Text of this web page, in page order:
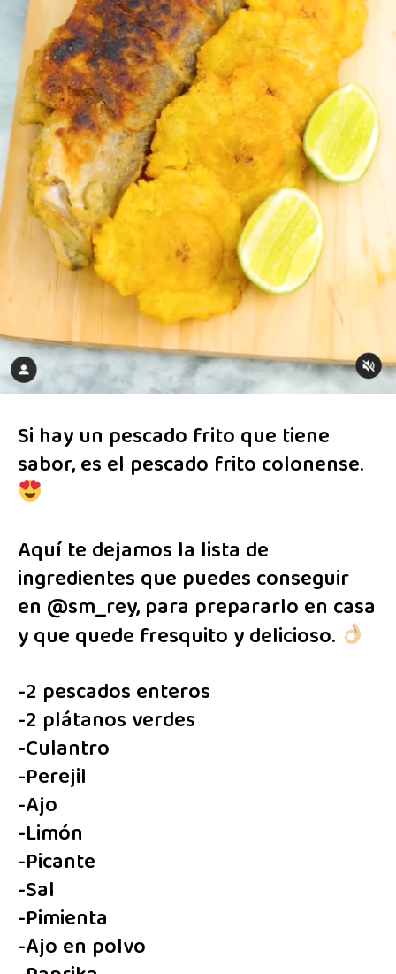
Si hay un pescado frito que tiene
sabor, es el pescado frito colonense.
Aquí te dejamos la lista de
ingredientes que puedes conseguir
en @sm_rey, para prepararlo en casa
y que quede fresquito y delicioso.
-2 pescados enteros
-2 plátanos verdes
-Culantro
-Perejil
-Ajo
-Limón
-Picante
-Sal
-Pimienta
-Ajo en polvo